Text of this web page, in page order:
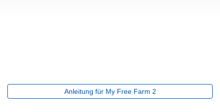
Anleitung für My Free Farm 2